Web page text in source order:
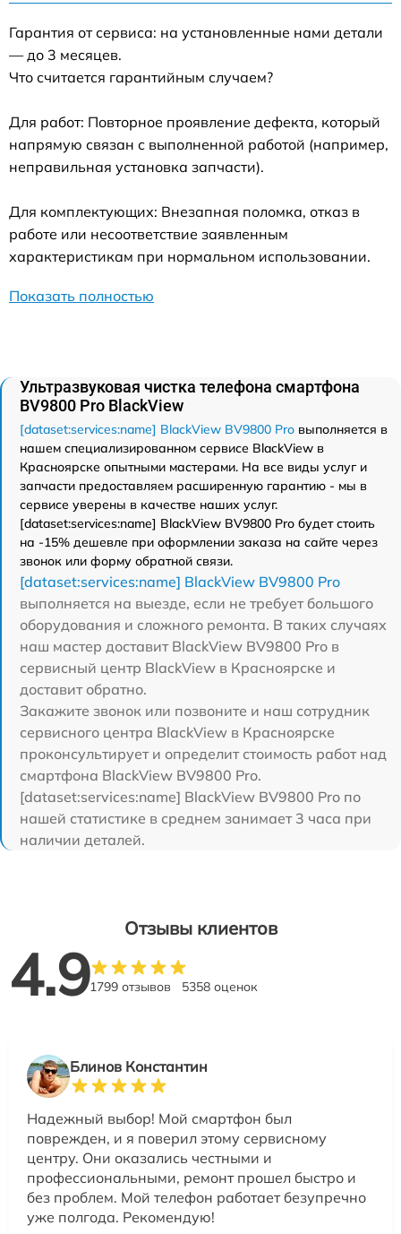
Гарантия от сервиса: на установленные нами детали
— до 3 месяцев.
Что считается гарантийным случаем?
Для работ: Повторное проявление дефекта, который
напрямую связан с выполненной работой (например,
неправильная установка запчасти).
Для комплектующих: Внезапная поломка, отказ в
работе или несоответствие заявленным
характеристикам при нормальном использовании.
Показать полностью
Ультразвуковая чистка телефона смартфона
BV9800 Pro BlackView
[dataset:services:name] BlackView BV9800 Pro выполняется в
нашем специализированном сервисе BlackView в
Красноярске опытными мастерами. На все виды услуг и
запчасти предоставляем расширенную гарантию - мы в
сервисе уверены в качестве наших услуг.
[dataset:services:name] BlackView BV9800 Pro будет стоить
на -15% дешевле при оформлении заказа на сайте через
звонок или форму обратной связи.
[dataset:services:name] BlackView BV9800 Pro
выполняется на выезде, если не требует большого
оборудования и сложного ремонта. В таких случаях
наш мастер доставит BlackView BV9800 Pro в
сервисный центр BlackView в Красноярске и
доставит обратно.
Закажите звонок или позвоните и наш сотрудник
сервисного центра BlackView в Красноярске
проконсультирует и определит стоимость работ над
смартфона BlackView BV9800 Pro.
[dataset:services:name] BlackView BV9800 Pro по
нашей статистике в среднем занимает 3 часа при
наличии деталей.
Отзывы клиентов
4.91799 отзывов 5358 оценок
Блинов Константин
Надежный выбор! Мой смартфон был
поврежден, и я поверил этому сервисному
центру. Они оказались честными и
профессиональными, ремонт прошел быстро и
без проблем. Мой телефон работает безупречно
уже полгода. Рекомендую!